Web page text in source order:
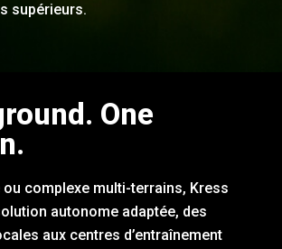
supérieurs.
One
ou complexe multi-terrains, Kress
autonome adaptée, des
aux centres d’entraînement